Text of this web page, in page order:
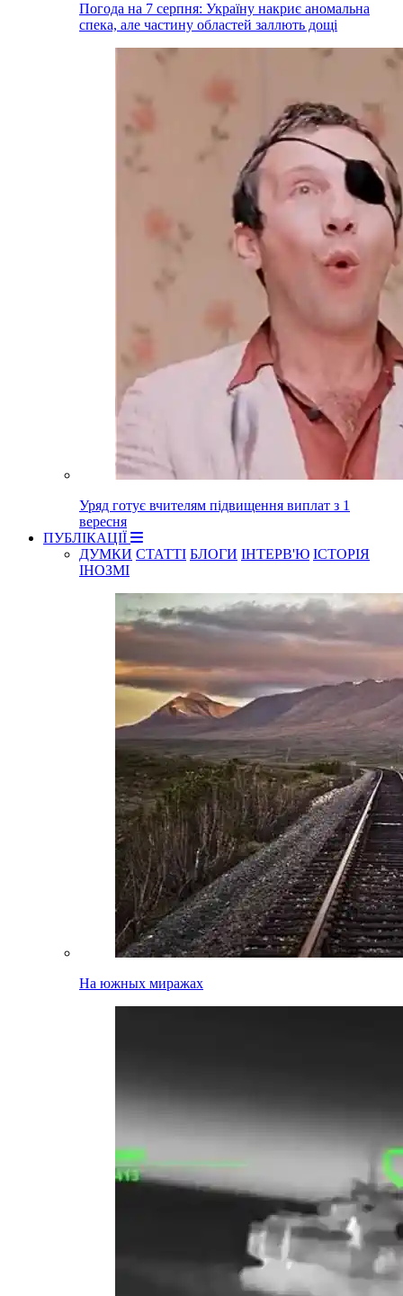
Погода на 7 серпня: Україну накриє аномальна
спека, але частину областей заллють дощі
Уряд готує вчителям підвищення виплат з 1
вересня
ПУБЛІКАЦІЇ
ДУМКИ СТАТТІ БЛОГИ ІНТЕРВ'Ю ІСТОРІЯ
ІНОЗМІ
На южных миражах